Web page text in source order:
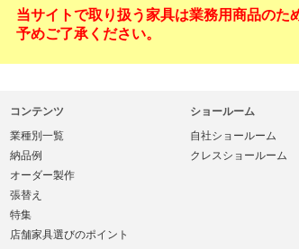
当サイトで取り扱う家具は業務用商品の
予めご了承ください。
コンテンツ
業種別一覧
納品例
オーダー製作
張替え
特集
店舗家具選びのポイント
ショールーム
自社ショールーム
クレスショールーム